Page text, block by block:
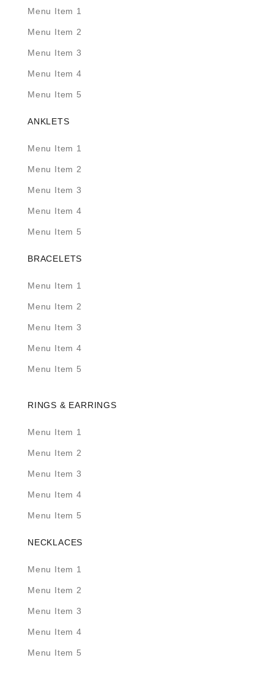
Menu Item 1
Menu Item 2
Menu Item 3
Menu Item 4
Menu Item 5
ANKLETS
Menu Item 1
Menu Item 2
Menu Item 3
Menu Item 4
Menu Item 5
BRACELETS
Menu Item 1
Menu Item 2
Menu Item 3
Menu Item 4
Menu Item 5
RINGS & EARRINGS
Menu Item 1
Menu Item 2
Menu Item 3
Menu Item 4
Menu Item 5
NECKLACES
Menu Item 1
Menu Item 2
Menu Item 3
Menu Item 4
Menu Item 5